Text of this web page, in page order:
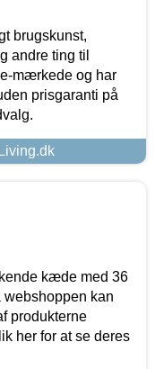
brugskunst,
andre ting til
mærkede og har
prisgaranti på
kæde med 36
webshoppen kan
produkterne
her for at se deres